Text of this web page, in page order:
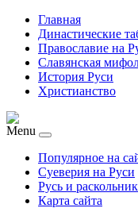
Главная
Династические
Православие на
Славянская
История Руси
Христианство
Menu
Популярное на
Суеверия на Руси
Русь и
Карта сайта